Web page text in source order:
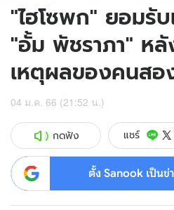
"ไฮโซพก" ยอมรั
"อั้ม พัชราภา" ห
เหตุผลของคนสอ
04 ม.ค. 66 (21:52 น.)
กดฟัง แชร์
ตั้ง Sanook เป็นข่